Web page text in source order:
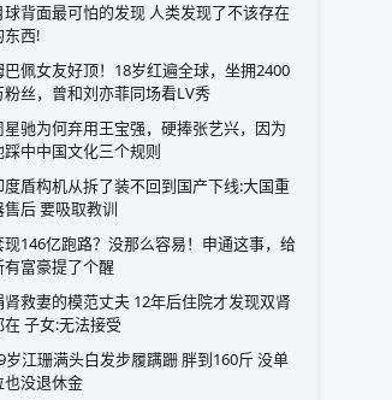
球背面最可怕的发现 人类发现了不该存在
东西!
巴佩女友好顶！18岁红遍全球，坐拥2400
粉丝，曾和刘亦菲同场看LV秀
星驰为何弃用王宝强，硬捧张艺兴，因为
踩中中国文化三个规则
度盾构机从拆了装不回到国产下线:大国重
售后 要吸取教训
现146亿跑路？没那么容易！申通这事，给
有富豪提了个醒
肾救妻的模范丈夫 12年后住院才发现双肾
在 子女:无法接受
岁江珊满头白发步履蹒跚 胖到160斤 没单
也没退休金